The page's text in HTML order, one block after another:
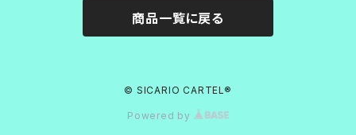
商品一覧に戻る
© SICARIO CARTEL®︎
Powered by